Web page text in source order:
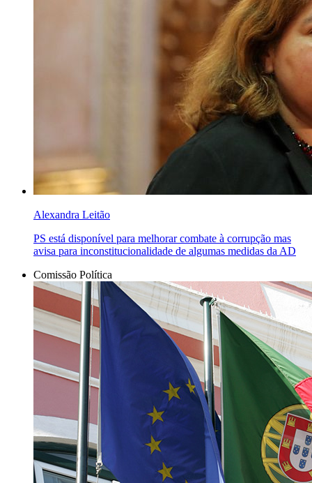
Alexandra Leitão
PS está disponível para melhorar combate à corrupção mas
avisa para inconstitucionalidade de algumas medidas da AD
Comissão Política